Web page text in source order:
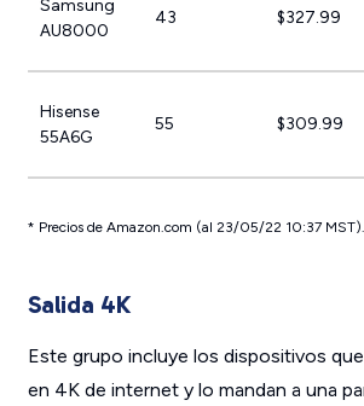
Samsung
AU8000
43 $327.99
Hisense
55A6G
55 $309.99
* Precios de Amazon.com (al 23/05/22 10:37 MST).
Salida 4K
Este grupo incluye los dispositivos
en 4K de internet y lo mandan a una